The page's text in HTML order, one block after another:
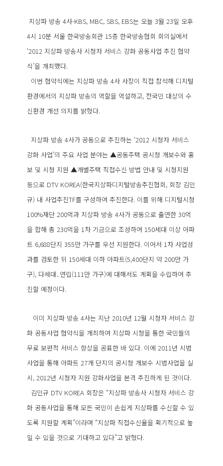
지상파 방송 4사-KBS, MBC, SBS, EBS는 오늘 3월 23일 오후
4시 10분 서울 한국방송회관 15층 한국방송협회 회의실에서
‘2012 지상파 방송사 시청자 서비스 강화 공동사업 추진 협약
식’을 개최했다.
이번 협약식에는 지상파 방송 4사 사장이 직접 참석해 디지털
환경에서의 지상파 방송의 역할을 역설하고, 전국민 대상의 수
신환경 개선 의지를 밝혔다.
지상파 방송 4사가 공동으로 추진하는 ‘2012 시청자 서비스
강화 사업’의 주요 사업 분야는 ▲공동주택 공시청 개보수와 홍
보 및 시청 지원 ▲개별주택 직접수신 방법 안내 및 시청지원
등으로 DTV KOREA(한국지상파디지털방송추진협회, 회장 김인
규) 내 사업추진TF를 구성하여 추진한다. 이를 위해 디지털시청
100%재단 200억과 지상파 방송 4사가 공동으로 출연한 30억
을 합해 총 230억을 1차 기금으로 조성하여 150세대 이상 아파
트 6,688단지 355만 가구를 우선 지원한다. 이어서 1차 사업성
과를 검토한 뒤 150세대 이하 아파트(5,400단지 약 200만 가
구), 다세대․연립(111만 가구)에 대해서도 계획을 수립하여 추
진할 예정이다.
이미 지상파 방송 4사는 지난 2010년 12월 시청자 서비스 강
화 공동사업 협약식을 개최하여 지상파 시청을 통한 국민들의
무료 보편적 서비스 향상을 공표한 바 있다. 이에 2011년 시범
사업을 통해 아파트 27개 단지의 공시청 개보수 시범사업을 실
시, 2012년 시청자 지원 강화사업을 본격 추진하게 된 것이다.
김인규 DTV KOREA 회장은 “지상파 방송사 시청자 서비스 강
화 공동사업을 통해 모든 국민이 손쉽게 지상파를 수신할 수 있
도록 지원할 계획”이라며 “지상파 직접수신율을 획기적으로 높
일 수 있을 것으로 기대하고 있다”고 밝혔다.